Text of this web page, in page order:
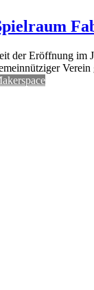
der Eröffnung im